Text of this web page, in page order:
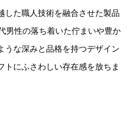
した職人技術を融合させた製品
男性の落ち着いた佇まいや豊か
うな深みと品格を持つデザイン
トにふさわしい存在感を放ちま